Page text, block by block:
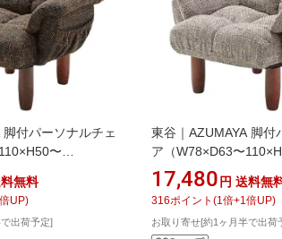
付パーソナルチェ
〜
39BR ブラウン
無料
倍UP)
出荷予定]
東谷｜AZUMAYA 脚付
ア（W78×D63〜
95×SH35cm） RKC-
17,480 円 送料無
316ポイント (1 倍+1 倍UP)
お取り寄せ[約1ヶ月半で出荷